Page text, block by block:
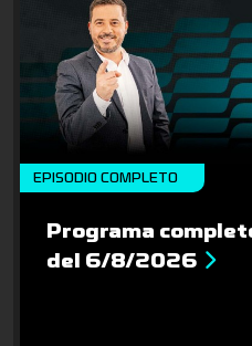
EPISODIO COMPLETO
Programa
del 6/8/2026